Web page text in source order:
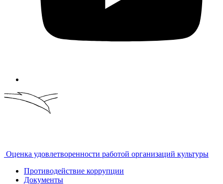
Оценка удовлетворенности работой организаций культуры
Противодействие коррупции
Документы